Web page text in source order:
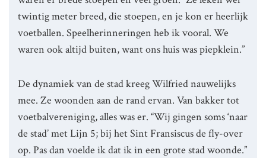
twintig meter breed, die stoepen, en je kon er heerlijk
voetballen. Speelherinneringen heb ik vooral. We
waren ook altijd buiten, want ons huis was piepklein.”
De dynamiek van de stad kreeg Wilfried nauwelijks
mee. Ze woonden aan de rand ervan. Van bakker tot
voetbalvereniging, alles was er. “Wij gingen soms ‘naar
de stad’ met Lijn 5; bij het Sint Fransiscus de fly-over
op. Pas dan voelde ik dat ik in een grote stad woonde.”